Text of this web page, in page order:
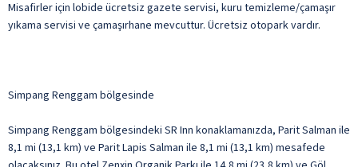
Misafirler için lobide ücretsiz gazete servisi, kuru temizleme/çamaşır
yıkama servisi ve çamaşırhane mevcuttur. Ücretsiz otopark vardır.
Simpang Renggam bölgesinde
Simpang Renggam bölgesindeki SR Inn konaklamanızda, Parit Salman ile
8,1 mi (13,1 km) ve Parit Lapis Salman ile 8,1 mi (13,1 km) mesafede